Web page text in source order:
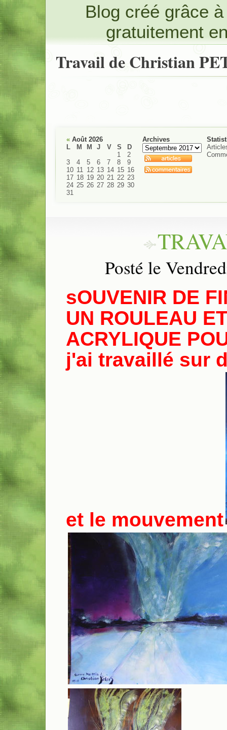
Blog créé grâce
gratuitement
Travail de Christian
« Août 2026
L
M M J V S
D
1
2
3
4 5 6 7 8
9
10 11 12 13 14 15 16
17 18 19 20 21 22 23
24 25 26 27 28 29 30
31
Archives
Posté le
sOUVENIR DE
UN ROULEAU
ACRYLIQUE
j'ai travaillé sur
et le mouvement